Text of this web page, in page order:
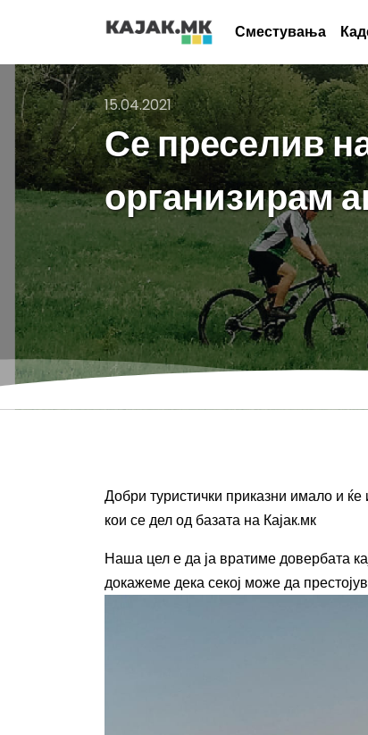
Сместувања
15.04.2021
Се преселив
организирам
Добри туристички приказни имало и
кои се дел од базата на Кајак.мк
Наша цел е да ја вратиме довербата
докажеме дека секој може да